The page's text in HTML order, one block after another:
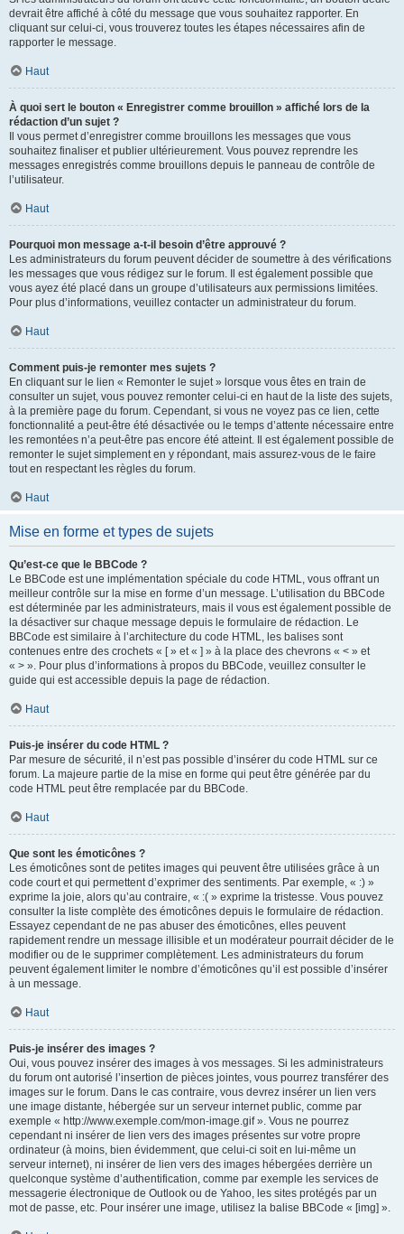
devrait être affiché à côté du message que vous souhaitez rapporter. En
cliquant sur celui-ci, vous trouverez toutes les étapes nécessaires afin de
rapporter le message.
Haut
À quoi sert le bouton « Enregistrer comme brouillon » affiché lors de la
rédaction d’un sujet ?
Il vous permet d’enregistrer comme brouillons les messages que vous
souhaitez finaliser et publier ultérieurement. Vous pouvez reprendre les
messages enregistrés comme brouillons depuis le panneau de contrôle de
l’utilisateur.
Haut
Pourquoi mon message a-t-il besoin d’être approuvé ?
Les administrateurs du forum peuvent décider de soumettre à des vérifications
les messages que vous rédigez sur le forum. Il est également possible que
vous ayez été placé dans un groupe d’utilisateurs aux permissions limitées.
Pour plus d’informations, veuillez contacter un administrateur du forum.
Haut
Comment puis-je remonter mes sujets ?
En cliquant sur le lien « Remonter le sujet » lorsque vous êtes en train de
consulter un sujet, vous pouvez remonter celui-ci en haut de la liste des sujets,
à la première page du forum. Cependant, si vous ne voyez pas ce lien, cette
fonctionnalité a peut-être été désactivée ou le temps d’attente nécessaire entre
les remontées n’a peut-être pas encore été atteint. Il est également possible de
remonter le sujet simplement en y répondant, mais assurez-vous de le faire
tout en respectant les règles du forum.
Haut
Mise en forme et types de sujets
Qu’est-ce que le BBCode ?
Le BBCode est une implémentation spéciale du code HTML, vous offrant un
meilleur contrôle sur la mise en forme d’un message. L’utilisation du BBCode
est déterminée par les administrateurs, mais il vous est également possible de
la désactiver sur chaque message depuis le formulaire de rédaction. Le
BBCode est similaire à l’architecture du code HTML, les balises sont
contenues entre des crochets « [ » et « ] » à la place des chevrons « < » et
« > ». Pour plus d’informations à propos du BBCode, veuillez consulter le
guide qui est accessible depuis la page de rédaction.
Haut
Puis-je insérer du code HTML ?
Par mesure de sécurité, il n’est pas possible d’insérer du code HTML sur ce
forum. La majeure partie de la mise en forme qui peut être générée par du
code HTML peut être remplacée par du BBCode.
Haut
Que sont les émoticônes ?
Les émoticônes sont de petites images qui peuvent être utilisées grâce à un
code court et qui permettent d’exprimer des sentiments. Par exemple, « :) »
exprime la joie, alors qu’au contraire, « :( » exprime la tristesse. Vous pouvez
consulter la liste complète des émoticônes depuis le formulaire de rédaction.
Essayez cependant de ne pas abuser des émoticônes, elles peuvent
rapidement rendre un message illisible et un modérateur pourrait décider de le
modifier ou de le supprimer complètement. Les administrateurs du forum
peuvent également limiter le nombre d’émoticônes qu’il est possible d’insérer
à un message.
Haut
Puis-je insérer des images ?
Oui, vous pouvez insérer des images à vos messages. Si les administrateurs
du forum ont autorisé l’insertion de pièces jointes, vous pourrez transférer des
images sur le forum. Dans le cas contraire, vous devrez insérer un lien vers
une image distante, hébergée sur un serveur internet public, comme par
exemple « http://www.exemple.com/mon-image.gif ». Vous ne pourrez
cependant ni insérer de lien vers des images présentes sur votre propre
ordinateur (à moins, bien évidemment, que celui-ci soit en lui-même un
serveur internet), ni insérer de lien vers des images hébergées derrière un
quelconque système d’authentification, comme par exemple les services de
messagerie électronique de Outlook ou de Yahoo, les sites protégés par un
mot de passe, etc. Pour insérer une image, utilisez la balise BBCode « [img] ».